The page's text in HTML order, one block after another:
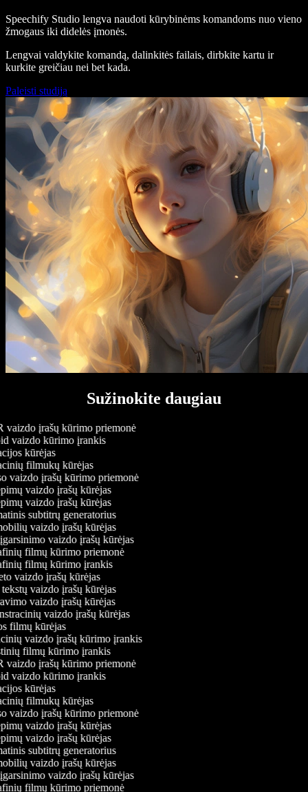
Speechify Studio lengva naudoti kūrybinėms komandoms nuo vieno
žmogaus iki didelės įmonės.
Lengvai valdykite komandą, dalinkitės failais, dirbkite kartu ir
kurkite greičiau nei bet kada.
Paleisti studiją
Sužinokite daugiau
įrašų kūrimo priemonė
vaizdo kūrimo įrankis
kūrėjas
filmukų kūrėjas
vaizdo įrašų kūrimo priemonė
vaizdo įrašų kūrėjas
vaizdo įrašų kūrėjas
subtitrų generatorius
vaizdo įrašų kūrėjas
vaizdo įrašų kūrėjas
filmų kūrimo priemonė
filmų kūrimo įrankis
vaizdo įrašų kūrėjas
vaizdo įrašų kūrėjas
vaizdo įrašų kūrėjas
vaizdo įrašų kūrėjas
filmų kūrėjas
vaizdo įrašų kūrimo įrankis
filmų kūrimo įrankis
įrašų kūrimo priemonė
vaizdo kūrimo įrankis
kūrėjas
filmukų kūrėjas
vaizdo įrašų kūrimo priemonė
vaizdo įrašų kūrėjas
vaizdo įrašų kūrėjas
subtitrų generatorius
vaizdo įrašų kūrėjas
vaizdo įrašų kūrėjas
filmų kūrimo priemonė